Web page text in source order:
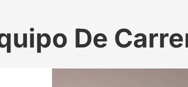
De